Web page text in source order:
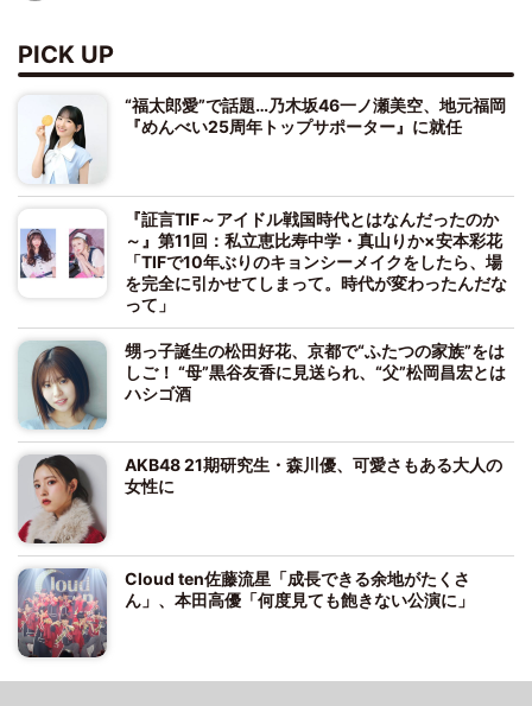
PICK UP
“福太郎愛”で話題…乃木坂46一ノ瀬美空、地元福岡
『めんべい25周年トップサポーター』に就任
『証言TIF～アイドル戦国時代とはなんだったのか
～』第11回：私立恵比寿中学・真山りか×安本彩花
「TIFで10年ぶりのキョンシーメイクをしたら、場
を完全に引かせてしまって。時代が変わったんだな
って」
甥っ子誕生の松田好花、京都で“ふたつの家族”をは
しご！ “母”黒谷友香に見送られ、“父”松岡昌宏とは
ハシゴ酒
AKB48 21期研究生・森川優、可愛さもある大人の
女性に
Cloud ten佐藤流星「成長できる余地がたくさ
ん」、本田高優「何度見ても飽きない公演に」